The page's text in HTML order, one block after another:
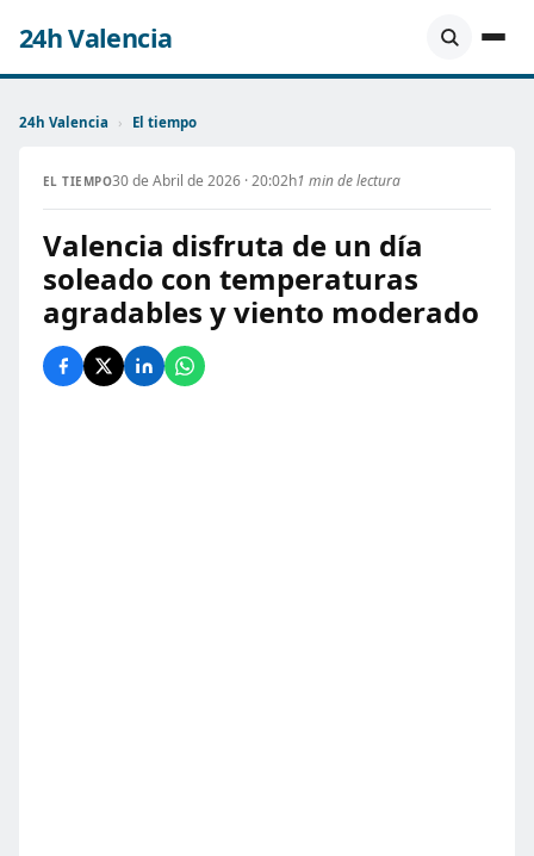
24h Valencia
24h Valencia › El tiempo
EL TIEMPO30 de Abril de 2026 · 20:02h1 min de lectura
Valencia disfruta de un día
soleado con temperaturas
agradables y viento moderado